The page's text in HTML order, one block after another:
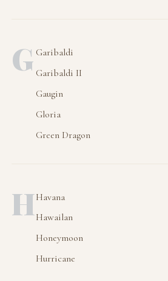
G Garibaldi
Garibaldi II
Gaugin
Gloria
Green Dragon
HHavana
Hawailan
Honeymoon
Hurricane